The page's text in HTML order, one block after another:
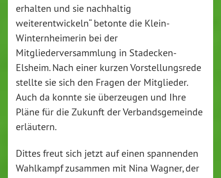
erhalten und sie nachhaltig
weiterentwickeln“ betonte die Klein-
Winternheimerin bei der
Mitgliederversammlung in Stadecken-
Elsheim. Nach einer kurzen Vorstellungsrede
stellte sie sich den Fragen der Mitglieder.
Auch da konnte sie überzeugen und Ihre
Pläne für die Zukunft der Verbandsgemeinde
erläutern.
Dittes freut sich jetzt auf einen spannenden
Wahlkampf zusammen mit Nina Wagner, der